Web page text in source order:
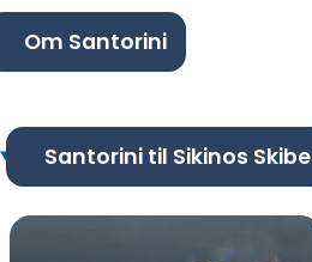
Om Santorini
Santorini til Sikinos Skibe